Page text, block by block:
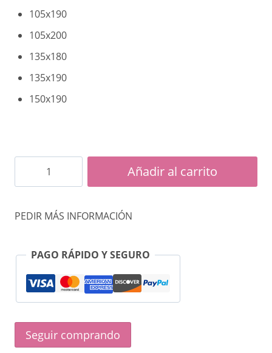
105x190
105x200
135x180
135x190
150x190
Colchón
Chrome
Añadir al carrito
PEDIR MÁS INFORMACIÓN
PAGO RÁPIDO Y SEGURO
Seguir comprando